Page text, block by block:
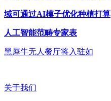
域可通过AI模子优化种植打算
人工智能范畴专家表
黑犀牛无人餐厅将入驻如
关于我们